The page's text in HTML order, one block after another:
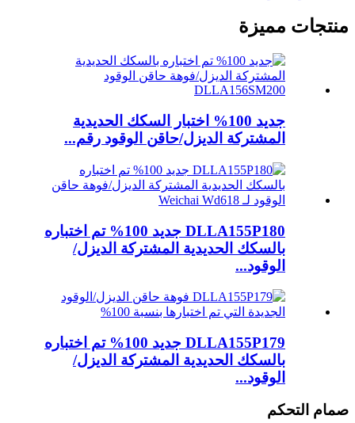
منتجات مميزة
جديد 100% اختبار السكك الحديدية
المشتركة الديزل/حاقن الوقود رقم...
DLLA155P180 جديد 100% تم اختباره
بالسكك الحديدية المشتركة الديزل/
الوقود...
DLLA155P179 جديد 100% تم اختباره
بالسكك الحديدية المشتركة الديزل/
الوقود...
صمام التحكم